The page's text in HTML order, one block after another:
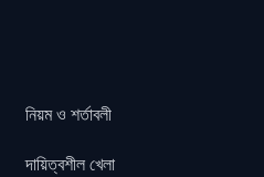
নিয়ম ও শর্তাবলী
দায়িত্বশীল খেলা